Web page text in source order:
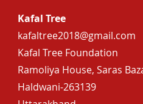
Kafal Tree
kafaltree2018@gmail.com
Kafal Tree Foundation
Ramoliya House, Saras
Haldwani-263139